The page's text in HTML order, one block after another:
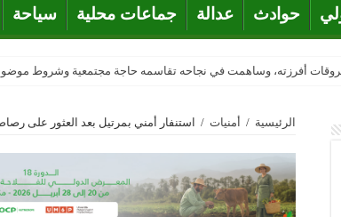
حوادث عدالة جماعات محلية سياحة
أفرزته، وساهمت في نجاحه تقاسمه حاجة مجتمعية وشروط
الرئيسية / أمنيات / استنفار أمني بمرتيل بعد العثور على